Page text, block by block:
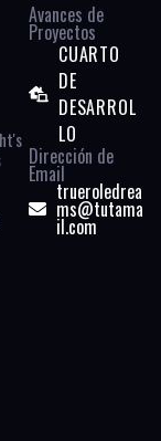
Avances de
Proyectos
CUARTO
DE
DESARROL
LO
Dirección de
Email
trueroledrea
ms@tutama
il.com